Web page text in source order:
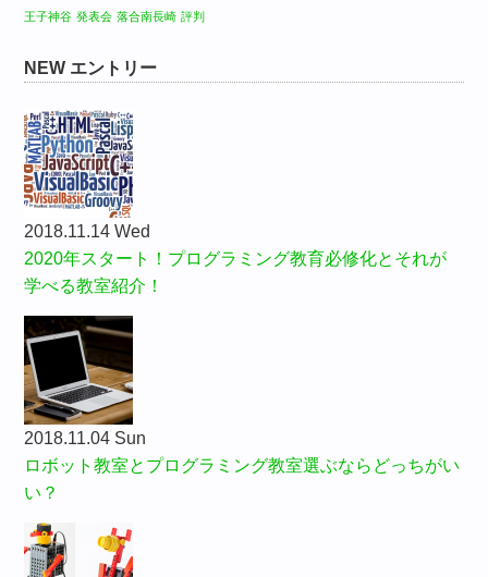
王子神谷 発表会 落合南長崎 評判
NEW エントリー
2018.11.14 Wed
2020年スタート！プログラミング教育必修化とそれが
学べる教室紹介！
2018.11.04 Sun
ロボット教室とプログラミング教室選ぶならどっちがい
い？